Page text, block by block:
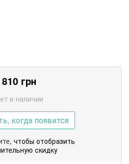
810 грн
в наличии
когда появится
, чтобы отобразить
скидку